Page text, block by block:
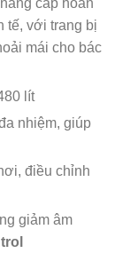
cấp hoàn
tế, với trang bị
mái cho bác
lít
nhiệm, giúp
điều chỉnh
giảm âm